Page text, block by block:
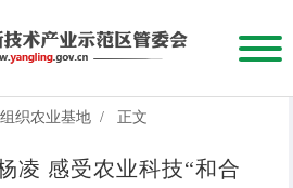
织农业基地 / 正文
凌 感受农业科技“和合